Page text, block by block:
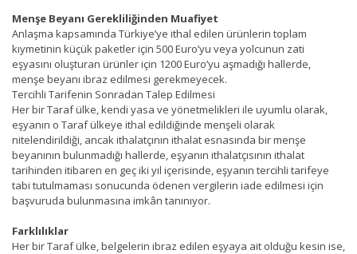
Menşe Beyanı Gerekliliğinden Muafiyet
Anlaşma kapsamında Türkiye’ye ithal edilen ürünlerin toplam
kıymetinin küçük paketler için 500 Euro’yu veya yolcunun zati
eşyasını oluşturan ürünler için 1200 Euro’yu aşmadığı hallerde,
menşe beyanı ibraz edilmesi gerekmeyecek.
Tercihli Tarifenin Sonradan Talep Edilmesi
Her bir Taraf ülke, kendi yasa ve yönetmelikleri ile uyumlu olarak,
eşyanın o Taraf ülkeye ithal edildiğinde menşeli olarak
nitelendirildiği, ancak ithalatçının ithalat esnasında bir menşe
beyanının bulunmadığı hallerde, eşyanın ithalatçısının ithalat
tarihinden itibaren en geç iki yıl içerisinde, eşyanın tercihli tarifeye
tabi tutulmaması sonucunda ödenen vergilerin iade edilmesi için
başvuruda bulunmasına imkân tanınıyor.
Farklılıklar
Her bir Taraf ülke, belgelerin ibraz edilen eşyaya ait olduğu kesin ise,